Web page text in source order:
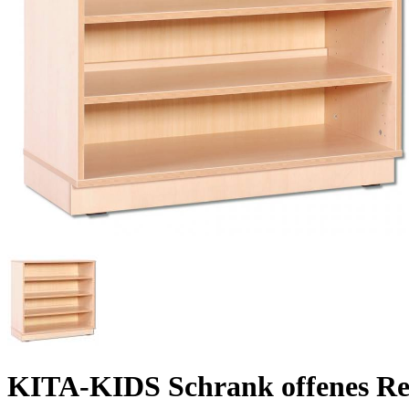
KITA-KIDS Schrank offenes